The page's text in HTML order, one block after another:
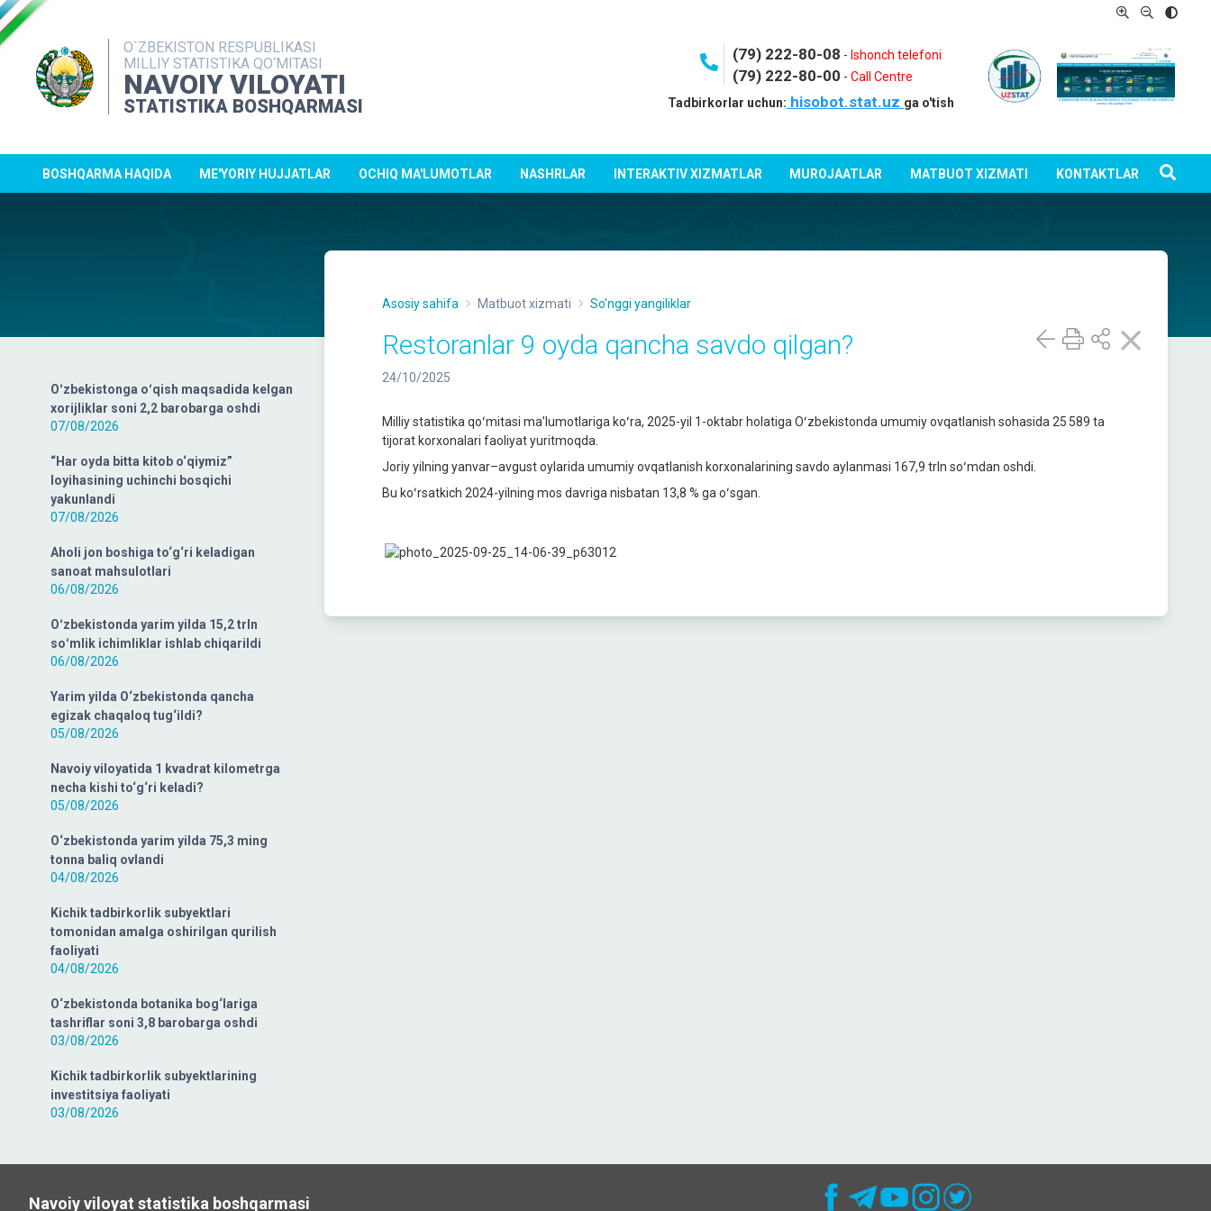
O`ZBEKISTON RESPUBLIKASI
MILLIY STATISTIKA QO‘MITASI
NAVOIY VILOYATI
STATISTIKA BOSHQARMASI
(79) 222-80-08 - Ishonch telefoni
(79) 222-80-00 -Call Centre
Tadbirkorlar uchun: hisobot.stat.uz ga o'tish
BOSHQARMA HAQIDA ME'YORIY HUJJATLAR OCHIQ MA'LUMOTLAR NASHRLAR INTERAKTIV XIZMATLAR MUROJAATLAR MATBUOT XIZMATI KONTAKTLAR
Oʻzbekistonga oʻqish maqsadida kelgan
xorijliklar soni 2,2 barobarga oshdi
07/08/2026
“Har oyda bitta kitob o‘qiymiz”
loyihasining uchinchi bosqichi
yakunlandi
07/08/2026
Aholi jon boshiga to‘g‘ri keladigan
sanoat mahsulotlari
06/08/2026
Oʻzbekistonda yarim yilda 15,2 trln
soʻmlik ichimliklar ishlab chiqarildi
06/08/2026
Yarim yilda O‘zbekistonda qancha
egizak chaqaloq tug‘ildi?
05/08/2026
Navoiy viloyatida 1 kvadrat kilometrga
necha kishi to‘g‘ri keladi?
05/08/2026
O‘zbekistonda yarim yilda 75,3 ming
tonna baliq ovlandi
04/08/2026
Kichik tadbirkorlik subyektlari
tomonidan amalga oshirilgan qurilish
faoliyati
04/08/2026
O‘zbekistonda botanika bog‘lariga
tashriflar soni 3,8 barobarga oshdi
03/08/2026
Kichik tadbirkorlik subyektlarining
investitsiya faoliyati
03/08/2026
Asosiy sahifa Matbuot xizmati So'nggi yangiliklar
Restoranlar 9 oyda qancha savdo qilgan?
24/10/2025
Milliy statistika qoʻmitasi maʼlumotlariga koʻra, 2025-yil 1-oktabr holatiga Oʻzbekistonda umumiy ovqatlanish sohasida 25 589 ta
tijorat korxonalari faoliyat yuritmoqda.
Joriy yilning yanvar–avgust oylarida umumiy ovqatlanish korxonalarining savdo aylanmasi 167,9 trln soʻmdan oshdi.
Bu koʻrsatkich 2024-yilning mos davriga nisbatan 13,8 % ga oʻsgan.
Navoiy viloyat statistika boshqarmasi